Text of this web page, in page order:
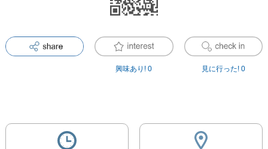
興味あり! 0 見に行った! 0